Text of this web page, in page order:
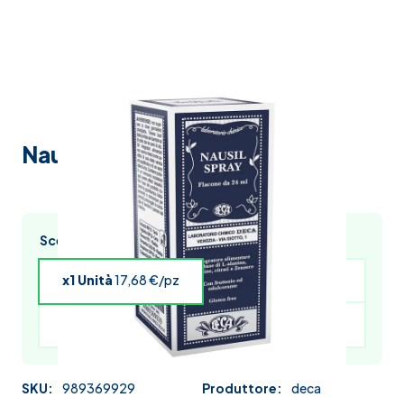
Nausil spray 24 ml
Scegli l’acquisto multiplo e risparmia
x1 Unità17,68 €/pz x4 Unità
17,15 €/pz x6 Unità
SKU: 989369929 Produttore:
deca